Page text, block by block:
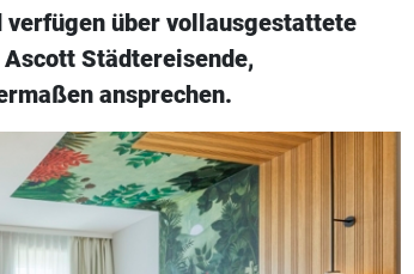
über vollausgestattete
Städtereisende,
ansprechen.